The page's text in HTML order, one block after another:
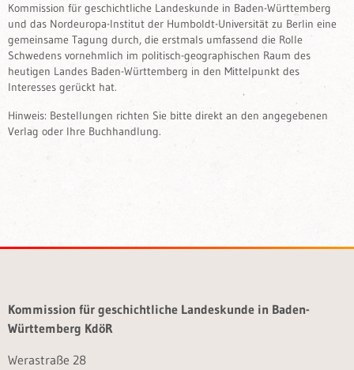
Kommission für geschichtliche Landeskunde in Baden-Württemberg
und das Nordeuropa-Institut der Humboldt-Universität zu Berlin eine
gemeinsame Tagung durch, die erstmals umfassend die Rolle
Schwedens vornehmlich im politisch-geographischen Raum des
heutigen Landes Baden-Württemberg in den Mittelpunkt des
Interesses gerückt hat.
Hinweis: Bestellungen richten Sie bitte direkt an den angegebenen
Verlag oder Ihre Buchhandlung.
Kommission für geschichtliche Landeskunde in Baden-
Württemberg KdöR
Werastraße 28